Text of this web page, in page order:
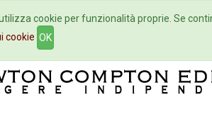
Autori Eventi
cookie per funzionalità proprie. Se
cookie OK